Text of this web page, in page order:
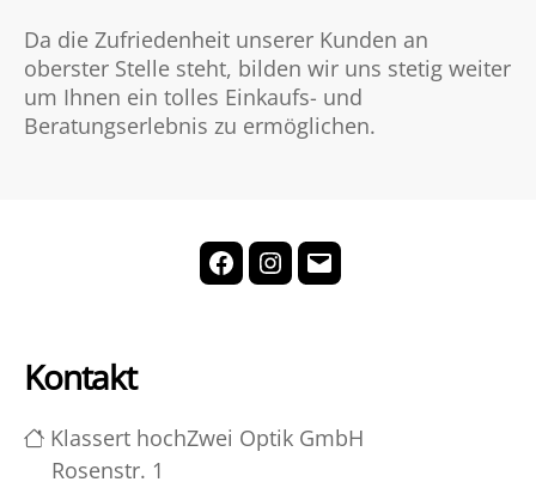
Da die Zufriedenheit unserer Kunden an
oberster Stelle steht, bilden wir uns stetig weiter
um Ihnen ein tolles Einkaufs- und
Beratungserlebnis zu ermöglichen.
FacebookInstagram
E-
Kontakt
Klassert hochZwei Optik GmbH
Rosenstr. 1